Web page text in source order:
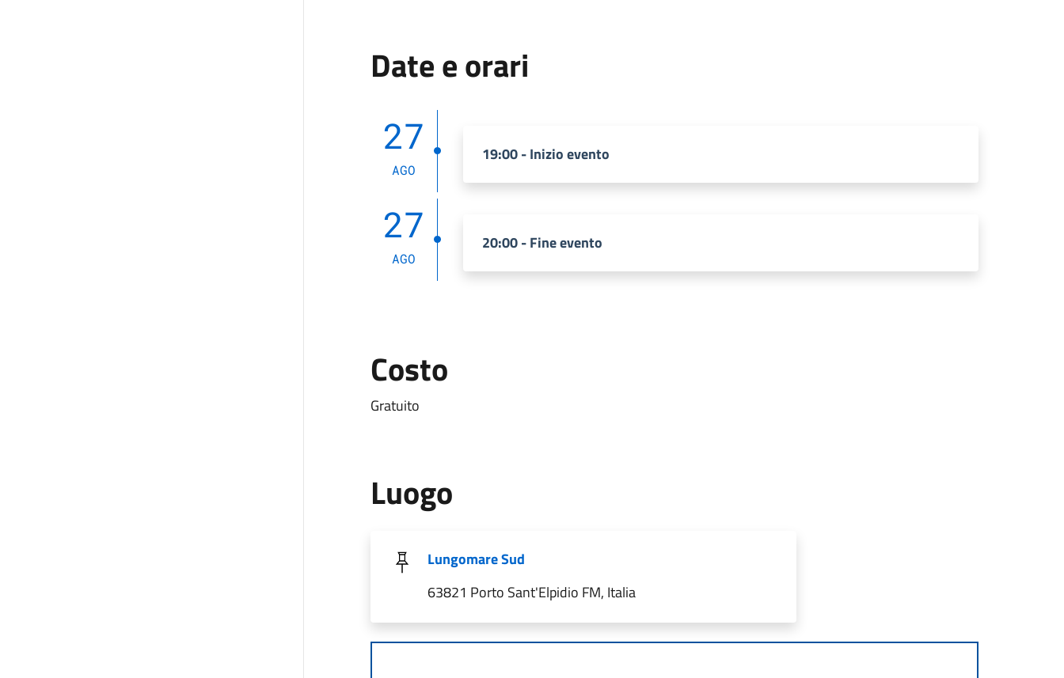
Date e orari
27
AGO
19:00 - Inizio evento
27
AGO
20:00 - Fine evento
Costo
Gratuito
Luogo
Lungomare Sud
63821 Porto Sant'Elpidio FM, Italia